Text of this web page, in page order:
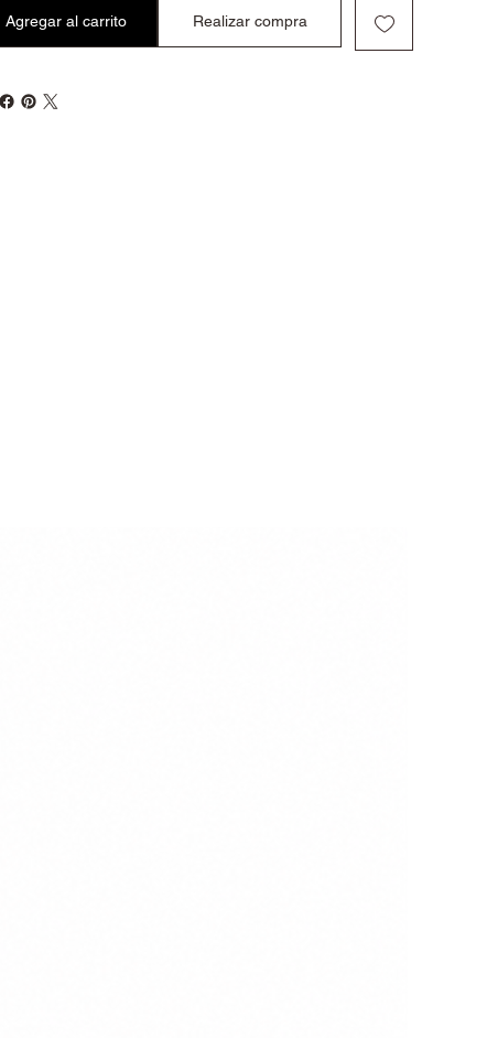
Agregar al carrito Realizar compra